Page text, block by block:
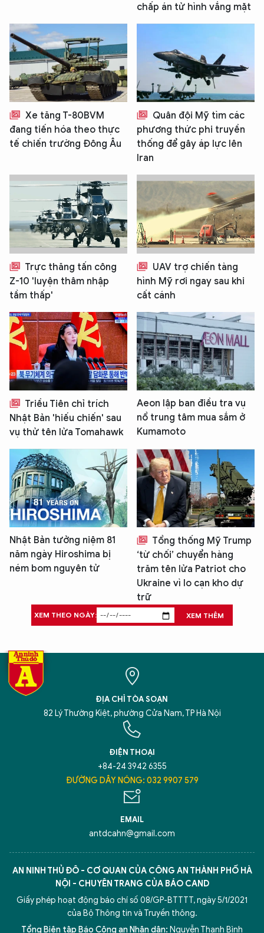
chấp án tử hình vắng mặt
Xe tăng T-80BVM
đang tiến hóa theo thực
tế chiến trường Đông Âu
Quân đội Mỹ tìm các
phương thức phi truyền
thống để gây áp lực lên
Iran
Trực thăng tấn công
Z-10 'luyện thâm nhập
tầm thấp'
UAV trợ chiến tàng
hình Mỹ rơi ngay sau khi
cất cánh
Triều Tiên chỉ trích
Nhật Bản 'hiếu chiến' sau
vụ thử tên lửa Tomahawk
Aeon lập ban điều tra vụ
nổ trung tâm mua sắm ở
Kumamoto
Nhật Bản tưởng niệm 81
năm ngày Hiroshima bị
ném bom nguyên tử
Tổng thống Mỹ Trump
‘từ chối’ chuyển hàng
trăm tên lửa Patriot cho
Ukraine vì lo cạn kho dự
trữ
XEM THEO NGÀY: XEM THÊM
ĐỊA CHỈ TÒA SOẠN
82 Lý Thường Kiệt, phường Cửa Nam, TP Hà Nội
ĐIỆN THOẠI
+84-24 3942 6355
ĐƯỜNG DÂY NÓNG: 032 9907 579
EMAIL
antdcahn@gmail.com
AN NINH THỦ ĐÔ - CƠ QUAN CỦA CÔNG AN THÀNH PHỐ HÀ
NỘI - CHUYÊN TRANG CỦA BÁO CAND
Giấy phép hoạt động báo chí số 08/GP-BTTTT, ngày 5/1/2021
của Bộ Thông tin và Truyền thông.
Tổng Biên tập Báo Công an Nhân dân: Nguyễn Thanh Bình